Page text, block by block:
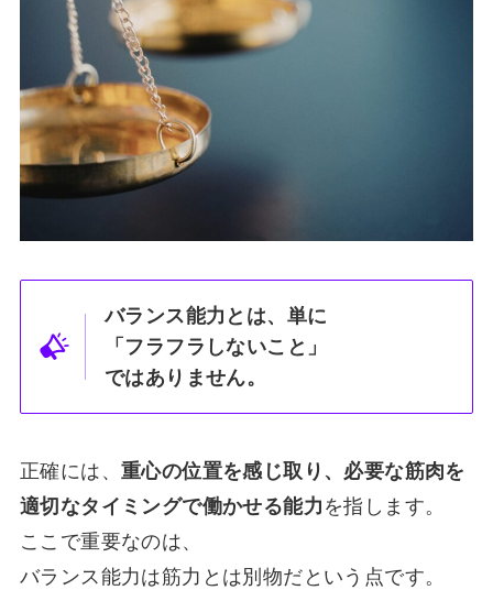
バランス能力とは、単に
「フラフラしないこと」
ではありません。
正確には、 重心の位置を感じ取り、必要な筋肉を
適切なタイミングで働かせる能力 を指します。
ここで重要なのは、
バランス能力は筋力とは別物だという点です。